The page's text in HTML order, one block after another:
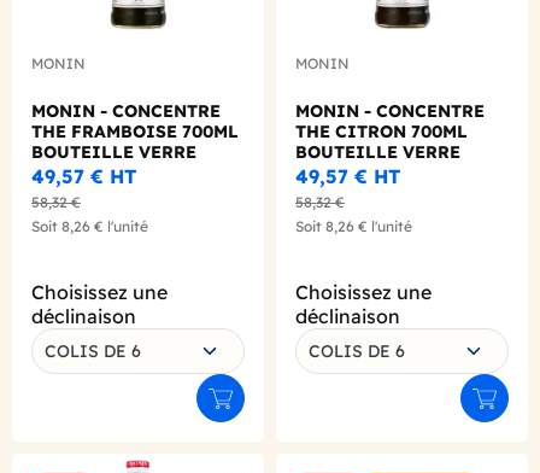
MONIN
MONIN - CONCENTRE
THE FRAMBOISE 700ML
BOUTEILLE VERRE
49,57 € HT
58,32 €
Soit 8,26 € l'unité
Choisissez une
déclinaison
COLIS DE 6
Ajouter au panier
MONIN
MONIN - CONCENTRE
THE CITRON 700ML
BOUTEILLE VERRE
49,57 € HT
58,32 €
Soit 8,26 € l'unité
Choisissez une
déclinaison
COLIS DE 6